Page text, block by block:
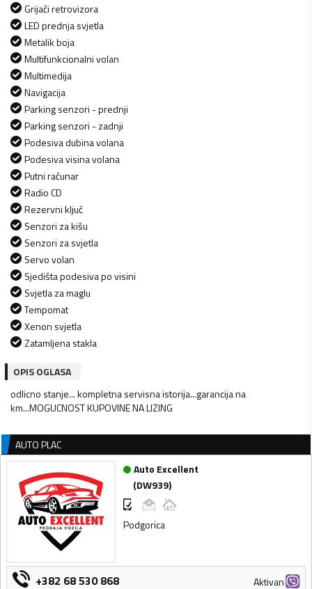
Grijači retrovizora
LED prednja svjetla
Metalik boja
Multifunkcionalni volan
Multimedija
Navigacija
Parking senzori - prednji
Parking senzori - zadnji
Podesiva dubina volana
Podesiva visina volana
Putni računar
Radio CD
Rezervni ključ
Senzori za kišu
Senzori za svjetla
Servo volan
Sjedišta podesiva po visini
Svjetla za maglu
Tempomat
Xenon svjetla
Zatamljena stakla
OPIS OGLASA
odlicno stanje... kompletna servisna istorija...garancija na
km...MOGUCNOST KUPOVINE NA LIZING
AUTO PLAC
Auto Excellent
(DW939)
Podgorica
+382 68 530 868 Aktivan